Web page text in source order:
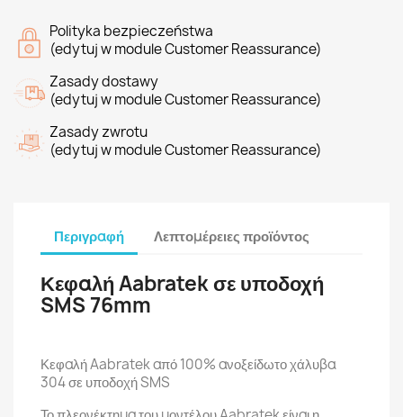
Polityka bezpieczeństwa
(edytuj w module Customer Reassurance)
Zasady dostawy
(edytuj w module Customer Reassurance)
Zasady zwrotu
(edytuj w module Customer Reassurance)
Περιγραφή Λεπτομέρειες προϊόντος
Κεφαλή Aabratek σε υποδοχή
SMS 76mm
Κεφαλή Aabratek από 100% ανοξείδωτο χάλυβα
304 σε υποδοχή SMS